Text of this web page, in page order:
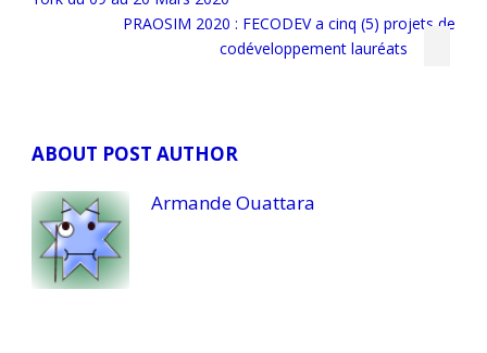
PRAOSIM 2020 : FECODEV a cinq (5) projets de
codéveloppement lauréats
ABOUT POST AUTHOR
Armande Ouattara